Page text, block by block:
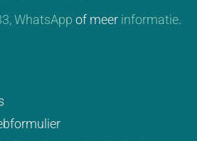
WhatsApp of meer informatie.